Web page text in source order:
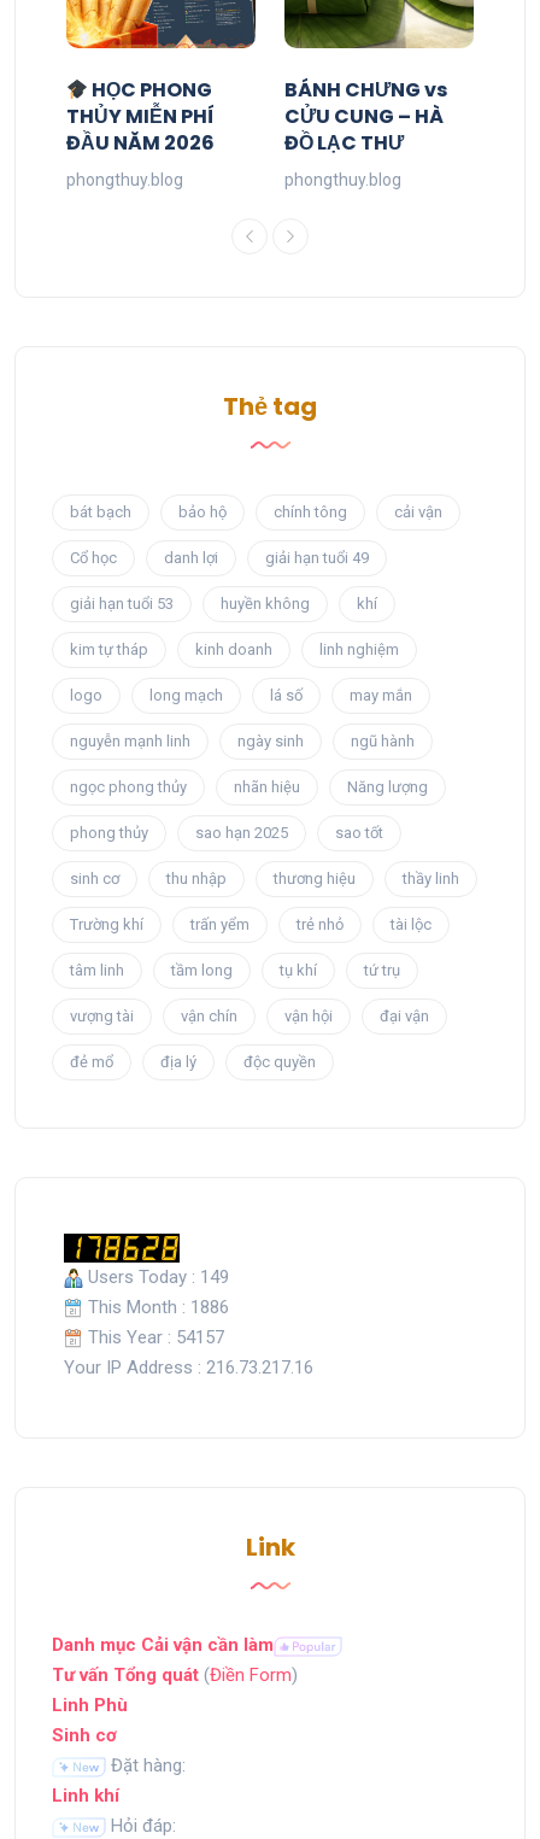
HỌC PHONG
THỦY MIỄN PHÍ
ĐẦU NĂM 2026
phongthuy.blog
BÁNH CHƯNG vs
CỬU CUNG – HÀ
ĐỒ LẠC THƯ
phongthuy.blog
Thẻ tag
bát bạch bảo hộ chính tông cải vận
Cổ học danh lợi giải hạn tuổi 49
giải hạn tuổi 53 huyền không khí
kim tự tháp kinh doanh linh nghiệm
logo long mạch lá số may mắn
nguyễn mạnh linh ngày sinh ngũ hành
ngọc phong thủy nhãn hiệu Năng lượng
phong thủy sao hạn 2025 sao tốt
sinh cơ thu nhập thương hiệu thầy linh
Trường khí trấn yểm trẻ nhỏ tài lộc
tâm linh tầm long tụ khí tứ trụ
vượng tài vận chín vận hội đại vận
đẻ mổ địa lý độc quyền
Users Today : 149
This Month : 1886
This Year : 54157
Your IP Address : 216.73.217.16
Link
Danh mục Cải vận cần làm
Tư vấn Tổng quát (Điền Form)
Linh Phù
Sinh cơ
Đặt hàng:
Linh khí
Hỏi đáp: